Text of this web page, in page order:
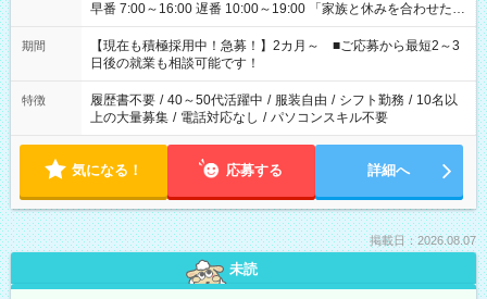
早番 7:00～16:00 遅番 10:00～19:00 「家族と休みを合わせた
い」 「余裕を持って夕飯の準備がしたい」 「できれば残業はし
たくない」 など、ご希望を教えてくださいね。 ※Wワーク希望
の方へ 今ご覧のお仕事で希望する勤務時間と、もう1つのお仕事
の勤務時間。 合計で週40時間を超える場合は応募できません。
期間
【現在も積極採用中！急募！】2カ月～ ■ご応募から最短2～3
日後の就業も相談可能です！
特徴 履歴書不要 / 40～50代活躍中 / 服装自由 / シフト勤務 / 10名以
上の大量募集 / 電話対応なし / パソコンスキル不要
気になる！ 応募する 詳細へ
掲載日：2026.08.07
未読